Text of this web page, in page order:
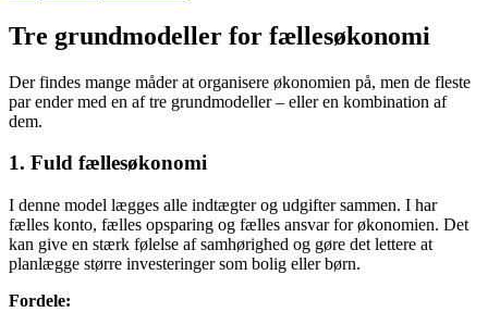
Tre grundmodeller for fællesøkonomi
Der findes mange måder at organisere økonomien på, men de fleste
par ender med en af tre grundmodeller – eller en kombination af
dem.
1. Fuld fællesøkonomi
I denne model lægges alle indtægter og udgifter sammen. I har
fælles konto, fælles opsparing og fælles ansvar for økonomien. Det
kan give en stærk følelse af samhørighed og gøre det lettere at
planlægge større investeringer som bolig eller børn.
Fordele: